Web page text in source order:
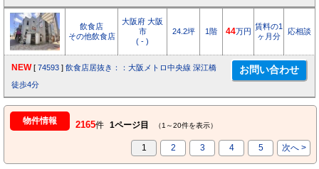
飲食店
その他飲食店
大阪府 大阪
市
( - )
24.2坪 1階 44万円
賃料の1
ヶ月分
応相談
NEW [ 74593 ] 飲食店居抜き：：大阪メトロ中央線 深江橋
徒歩4分
物件情報 2165件 1ページ目 （1～20件を表示）
1 2 3 4 5 次へ >